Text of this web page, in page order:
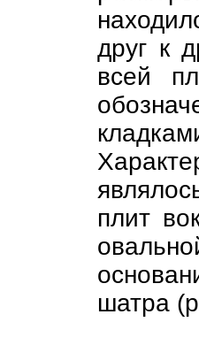
друг к
всей
плит
шатра